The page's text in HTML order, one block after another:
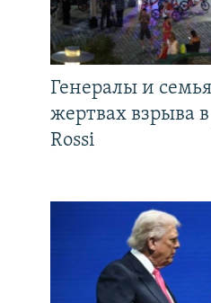
Генералы и
жертвах взрыва
Rossi